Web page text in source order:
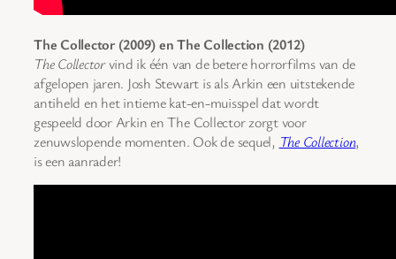
The Collector (2009) en The Collection (2012)
The Collectorvind ik één van de betere horrorfilms van de
afgelopen jaren. Josh Stewart is als Arkin een uitstekende
antiheld en het intieme kat-en-muisspel dat wordt
gespeeld door Arkin en The Collector zorgt voor
zenuwslopende momenten. Ook de sequel, The Collection,
is een aanrader!